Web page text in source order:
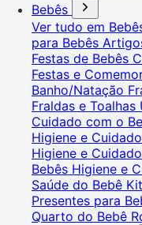
Bebês
Ver tudo em
para Bebês
Festas de Bebês
Festas e
Banho/Natação
Fraldas e Toalhas
Cuidado com o
Higiene e
Higiene e
Bebês Higiene e
Saúde do Bebê
Presentes para
Quarto do Bebê